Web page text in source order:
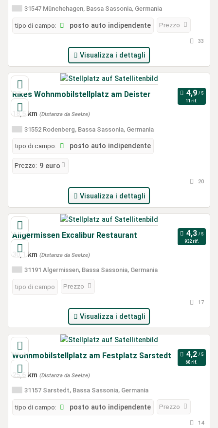
31547 Münchehagen, Bassa Sassonia, Germania
tipo di campo: posto auto indipendente Prezzo
33
Visualizza i dettagli
Rikes Wohnmobilstellplatz am Deister
11 rif.
18,5 km (Distanza da Seelze)
31552 Rodenberg, Bassa Sassonia, Germania
tipo di campo: posto auto indipendente
Prezzo: 9 euro
20
Visualizza i dettagli
Allgermissen Excalibur Restaurant
932 rif.
30,1 km (Distanza da Seelze)
31191 Algermissen, Bassa Sassonia, Germania
tipo di campo Prezzo
17
Visualizza i dettagli
Wohnmobilstellplatz am Festplatz Sarstedt
68 rif.
25,6 km (Distanza da Seelze)
31157 Sarstedt, Bassa Sassonia, Germania
tipo di campo: posto auto indipendente Prezzo
14